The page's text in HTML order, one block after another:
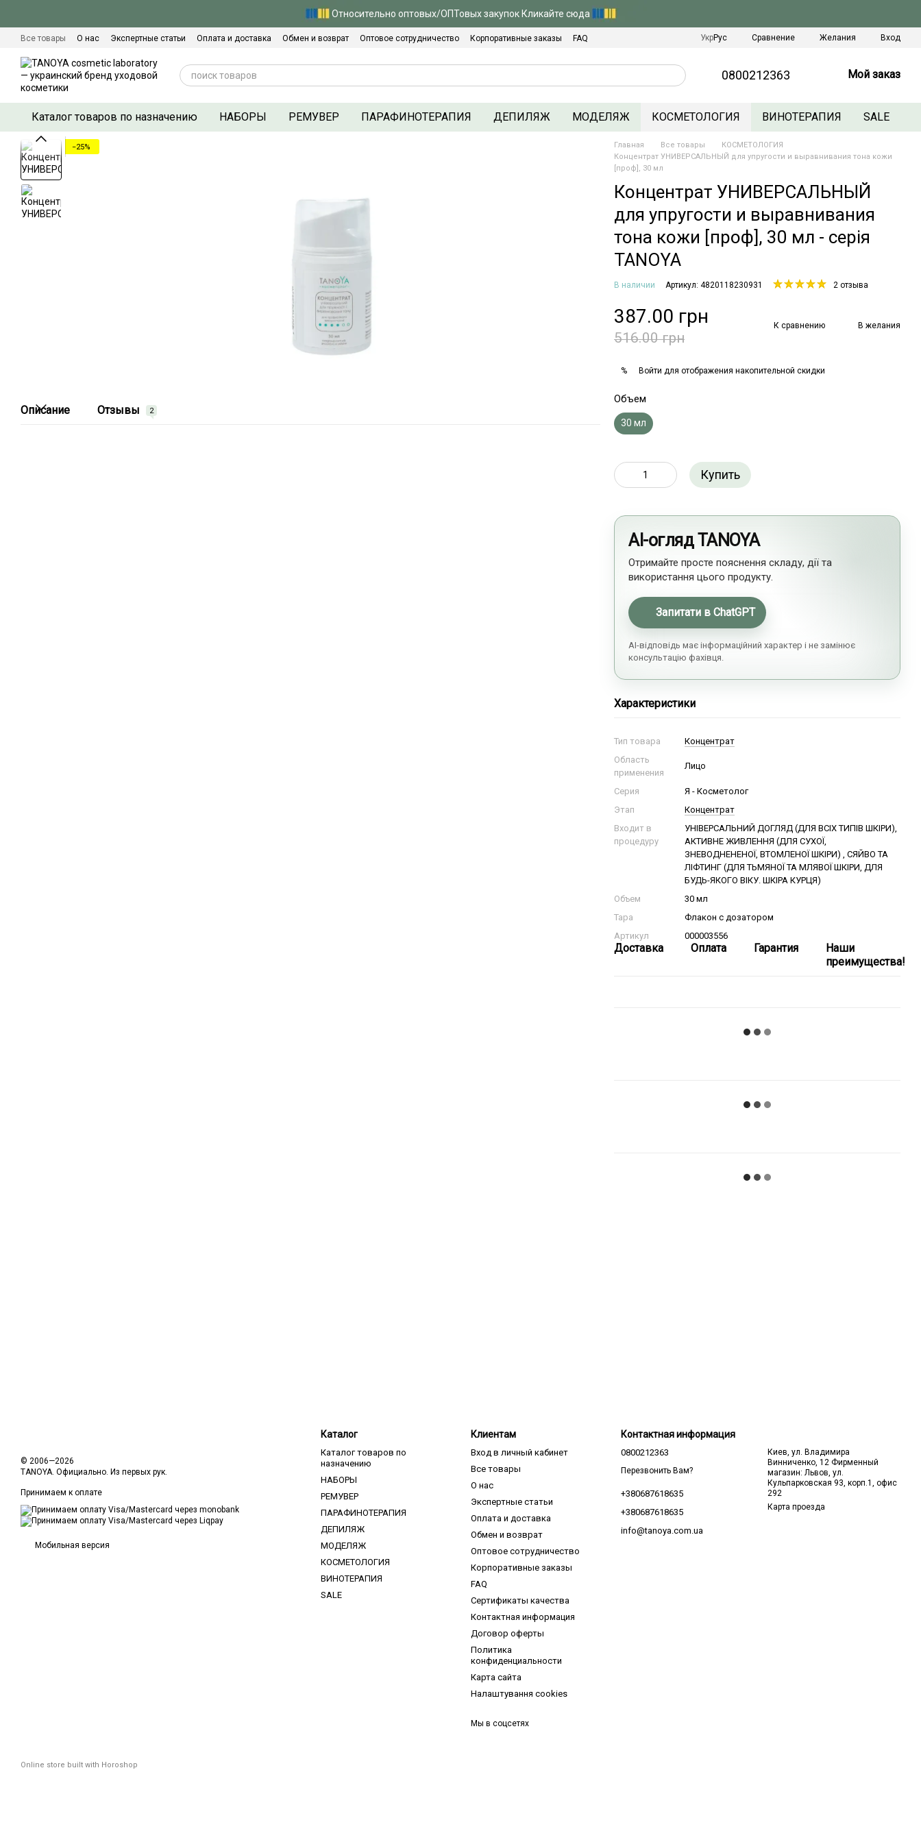
Относительно оптовых/ОПТовых закупок Кликайте сюда
Все товары О нас Экспертные статьи Оплата и доставка Обмен и возврат Оптовое сотрудничество Корпоративные заказы
FAQ
УкрРус Сравнение Желания Вход
0800212363 Мой заказ
Каталог товаров по назначению НАБОРЫ РЕМУВЕР ПАРАФИНОТЕРАПИЯ ДЕПИЛЯЖ МОДЕЛЯЖ КОСМЕТОЛОГИЯ ВИНОТЕРАПИЯ SALE
−25%
Описание Отзывы 2
Главная Все товары
КОСМЕТОЛОГИЯ
Концентрат УНИВЕРСАЛЬНЫЙ для упругости и выравнивания тона кожи
[проф], 30 мл
Концентрат УНИВЕРСАЛЬНЫЙ
для упругости и выравнивания
тона кожи [проф], 30 мл - серія
TANOYA
В наличии Артикул: 4820118230931 2 отзыва
387.00 грн
516.00 грн
К сравнению В желания
% Войти для отображения накопительной скидки
Объем
30 мл
Купить
AI-огляд TANOYA
Отримайте просте пояснення складу, дії та
використання цього продукту.
Запитати в ChatGPT
AI-відповідь має інформаційний характер і не замінює
консультацію фахівця.
Характеристики
Тип товара
Концентрат
Область
применения
Лицо
Серия
Я - Косметолог
Этап
Концентрат
Входит в
процедуру
УНІВЕРСАЛЬНИЙ ДОГЛЯД (ДЛЯ ВСІХ ТИПІВ ШКІРИ),
АКТИВНЕ ЖИВЛЕННЯ (ДЛЯ СУХОЇ,
ЗНЕВОДНЕНЕНОЇ, ВТОМЛЕНОЇ ШКІРИ) , СЯЙВО ТА
ЛІФТИНГ (ДЛЯ ТЬМЯНОЇ ТА МЛЯВОЇ ШКІРИ, ДЛЯ
БУДЬ-ЯКОГО ВІКУ. ШКІРА КУРЦЯ)
Объем
30 мл
Тара
Флакон с дозатором
Артикул
000003556
Доставка Оплата Гарантия
Наши
преимущества!
© 2006—2026
TANOYA. Официально. Из первых рук.
Принимаем к оплате
Мобильная версия
Online store built with Horoshop
Каталог
Каталог товаров по
назначению
НАБОРЫ
РЕМУВЕР
ПАРАФИНОТЕРАПИЯ
ДЕПИЛЯЖ
МОДЕЛЯЖ
КОСМЕТОЛОГИЯ
ВИНОТЕРАПИЯ
SALE
Клиентам
Вход в личный кабинет
Все товары
О нас
Экспертные статьи
Оплата и доставка
Обмен и возврат
Оптовое сотрудничество
Корпоративные заказы
FAQ
Сертификаты качества
Контактная информация
Договор оферты
Политика
конфиденциальности
Карта сайта
Налаштування cookies
Мы в соцсетях
Контактная информация
0800212363
Перезвонить Вам?
+380687618635
+380687618635
info@tanoya.com.ua
Киев, ул. Владимира
Винниченко, 12 Фирменный
магазин: Львов, ул.
Кульпарковская 93, корп.1, офис
292
Карта проезда